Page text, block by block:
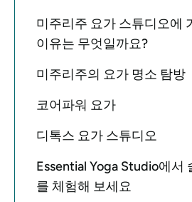
미주리주 요가 스튜디오에
이유는 무엇일까요?
미주리주의 요가 명소 탐방
코어파워 요가
디톡스 요가 스튜디오
Essential Yoga Studio에서
를 체험해 보세요